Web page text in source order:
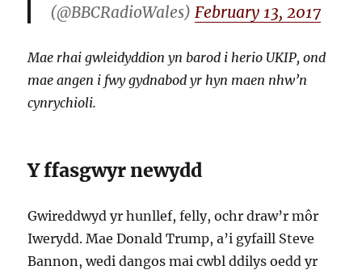
(@BBCRadioWales)February 13, 2017
Mae rhai gwleidyddion yn barod i herio UKIP, ond
mae angen i fwy gydnabod yr hyn maen nhw’n
cynrychioli.
Y ffasgwyr newydd
Gwireddwyd yr hunllef, felly, ochr draw’r môr
Iwerydd. Mae Donald Trump, a’i gyfaill Steve
Bannon, wedi dangos mai cwbl ddilys oedd yr